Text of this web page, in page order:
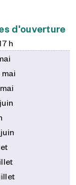
d'ouverture
h
mai
juin